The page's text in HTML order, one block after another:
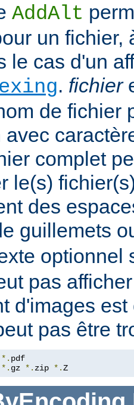
AddAlt
un fichier,
le cas d'un
. fichier
de fichier
avec
complet
le(s)
des
guillemets
optionnel
pas
d'images
pas être
*.
*. gz *. zip *.Z